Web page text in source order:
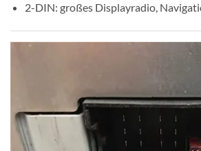
2-DIN: großes Displayradio,